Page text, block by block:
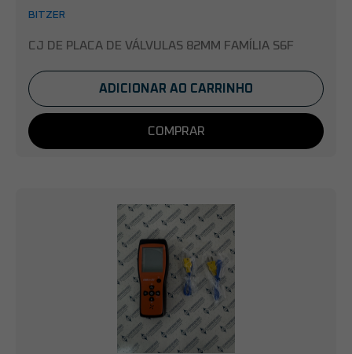
BITZER
CJ DE PLACA DE VÁLVULAS 82MM FAMÍLIA S6F
ADICIONAR AO CARRINHO
COMPRAR